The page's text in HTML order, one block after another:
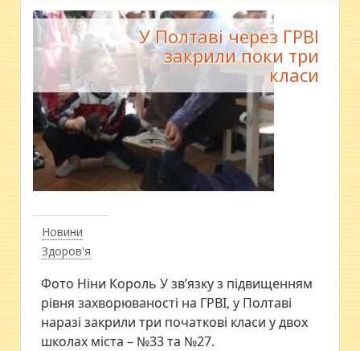
Новини
Здоров'я
У Полтаві через ГРВІ
закрили поки три
класи
Фото Ніни Король У зв’язку з підвищенням
рівня захворюваності на ГРВІ, у Полтаві
наразі закрили три початкові класи у двох
школах міста – №33 та №27.